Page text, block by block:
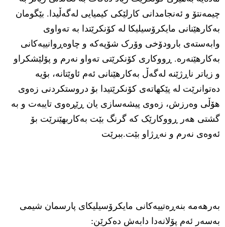
چیمەنتۆ و ئەنجامدانی کارلێکی کیمیایی لەگەڵیدا. بێگومان
بەکارهێنانی مایکرۆسیلیکا لە کۆنکرێتدا بە تەواوی
وابەستەی بارودۆخی وۆرک شۆپەکە و چاوەڕوانییەکانی
بەکارهێنەرە. ڕووکاری کۆنکرێتی تەواو نەرم و پۆلێشکراو
و زیاتر ناڕژێنە لەگەڵ بەکارهێنانی ئەم ئاوێتانە، بۆیە
دەتوانرێت لە پێکهاتەی کۆنکرێتیدا بۆ دروستکردنی زەوی
هۆڵی وەرزش، زەوی پیشەسازی یان ڕێڕەوی تایبەت و بە
گشتی هەر ڕووکارێک کە گرنگ بێت بەکاربهێنرێت بۆ
ئەوەی نەرم و نەڕژاو بێت.ببرێت
بەرهەمە بنەڕەتییەکانی مایکرۆسیلیکای پارسمان شیمی
بەسەر ئەم پۆلانەدا دابەش دەکرێن: